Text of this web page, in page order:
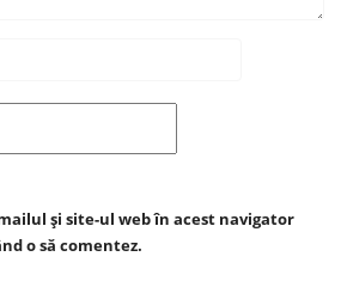
și site-ul web în acest navigator
o să comentez.